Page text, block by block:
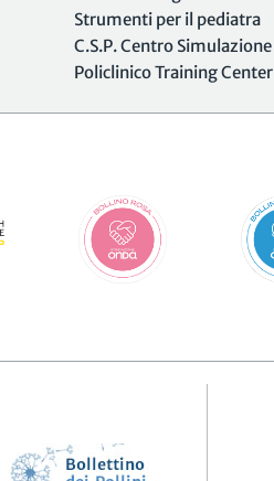
Strumenti per il pediatra
C.S.P. Centro Simulazione
Policlinico Training Center